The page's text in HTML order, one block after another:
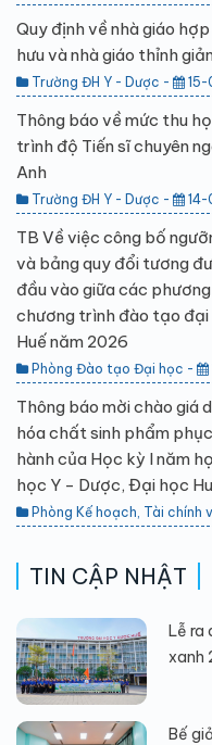
Quy định về nhà giáo
hưu và nhà giáo thỉnh
Trường ĐH Y - Dược -
Thông báo về mức thu
trình độ Tiến sĩ chuyên
Anh
Trường ĐH Y - Dược -
TB Về việc công bố
và bảng quy đổi tương
đầu vào giữa các
chương trình đào tạo
Huế năm 2026
Phòng Đào tạo Đại học -
Thông báo mời chào giá
hóa chất sinh phẩm
hành của Học kỳ I năm
học Y - Dược, Đại học
Phòng Kế hoạch, Tài chính
TIN CẬP NHẬT
Lễ ra
xanh
Bế